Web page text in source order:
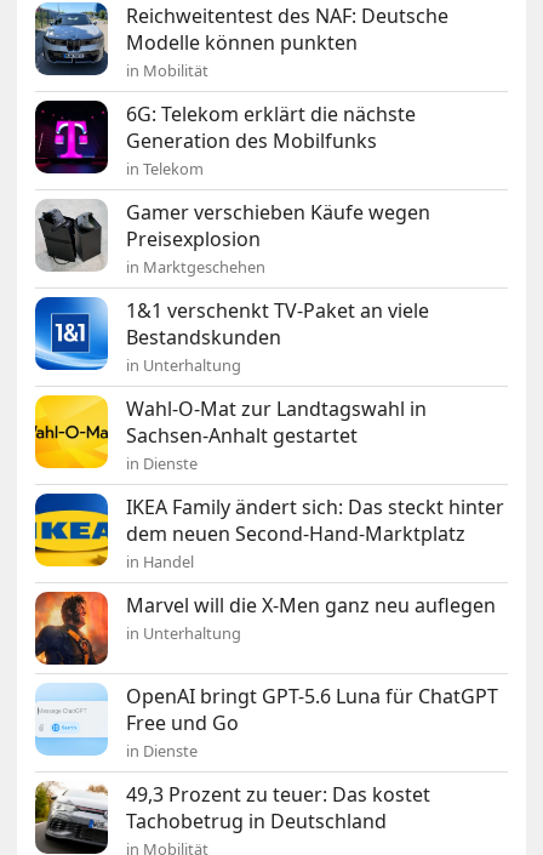
Reichweitentest des NAF: Deutsche
Modelle können punkten
in Mobilität
6G: Telekom erklärt die nächste
Generation des Mobilfunks
in Telekom
Gamer verschieben Käufe wegen
Preisexplosion
in Marktgeschehen
1&1 verschenkt TV-Paket an viele
Bestandskunden
in Unterhaltung
Wahl-O-Mat zur Landtagswahl in
Sachsen-Anhalt gestartet
in Dienste
IKEA Family ändert sich: Das steckt hinter
dem neuen Second-Hand-Marktplatz
in Handel
Marvel will die X-Men ganz neu auflegen
in Unterhaltung
OpenAI bringt GPT-5.6 Luna für ChatGPT
Free und Go
in Dienste
49,3 Prozent zu teuer: Das kostet
Tachobetrug in Deutschland
in Mobilität